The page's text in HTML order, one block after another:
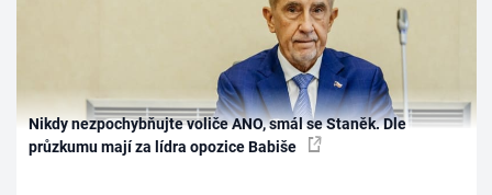
Nikdy nezpochybňujte voliče ANO, smál se Staněk. Dle
průzkumu mají za lídra opozice Babiše